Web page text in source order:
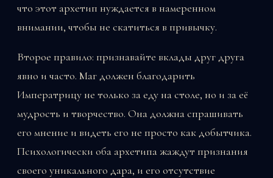
что этот архетип нуждается в намеренном
внимании, чтобы не скатиться в привычку.
Второе правило: признавайте вклады друг друга
явно и часто. Маг должен благодарить
Императрицу не только за еду на столе, но и за её
мудрость и творчество. Она должна спрашивать
его мнение и видеть его не просто как добытчика.
Психологически оба архетипа жаждут признания
своего уникального дара, и его отсутствие